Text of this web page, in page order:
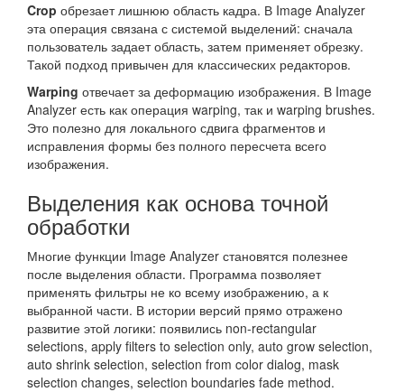
Crop обрезает лишнюю область кадра. В Image Analyzer
эта операция связана с системой выделений: сначала
пользователь задает область, затем применяет обрезку.
Такой подход привычен для классических редакторов.
Warping отвечает за деформацию изображения. В Image
Analyzer есть как операция warping, так и warping brushes.
Это полезно для локального сдвига фрагментов и
исправления формы без полного пересчета всего
изображения.
Выделения как основа точной
обработки
Многие функции Image Analyzer становятся полезнее
после выделения области. Программа позволяет
применять фильтры не ко всему изображению, а к
выбранной части. В истории версий прямо отражено
развитие этой логики: появились non-rectangular
selections, apply filters to selection only, auto grow selection,
auto shrink selection, selection from color dialog, mask
selection changes, selection boundaries fade method.